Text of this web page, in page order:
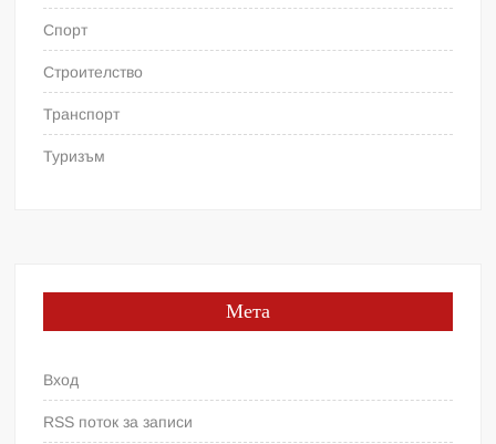
Спорт
Строителство
Транспорт
Туризъм
Мета
Вход
RSS поток за записи